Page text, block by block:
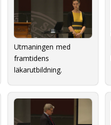
Utmaningen med
framtidens
läkarutbildning.